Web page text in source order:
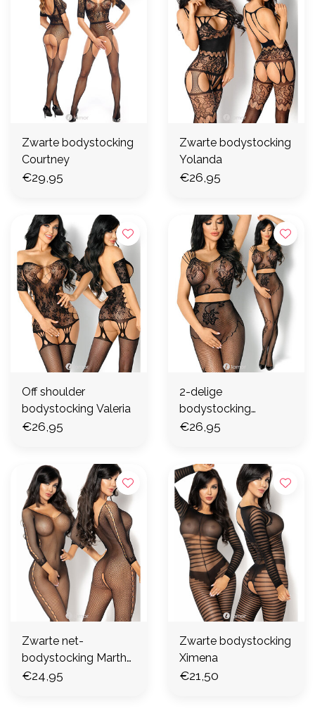
Zwarte bodystocking
Courtney
€29,95
Zwarte bodystocking
Yolanda
€26,95
Off shoulder
bodystocking Valeria
€26,95
2-delige
bodystocking
Fernanda
€26,95
Zwarte net-
bodystocking Martha
diamond
€24,95
Zwarte bodystocking
Ximena
€21,50